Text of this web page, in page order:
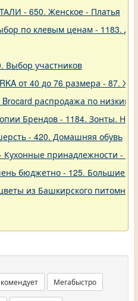
- 650. Женское - Платья
по клевым ценам - 1183.
участников
от 40 до 76 размера - 87.
распродажа по низким
Брендов - 1184. Зонты.
- 420. Домашняя обувь
Кухонные принадлежности -
бюджетно - 125. Большие
из Башкирского
Мегабыстро